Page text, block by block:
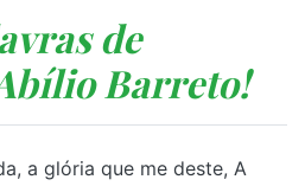
de
Barreto!
a glória que me deste, A